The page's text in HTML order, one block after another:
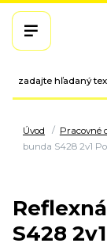
Úvod Pracovné
bunda S428 2v1
S428